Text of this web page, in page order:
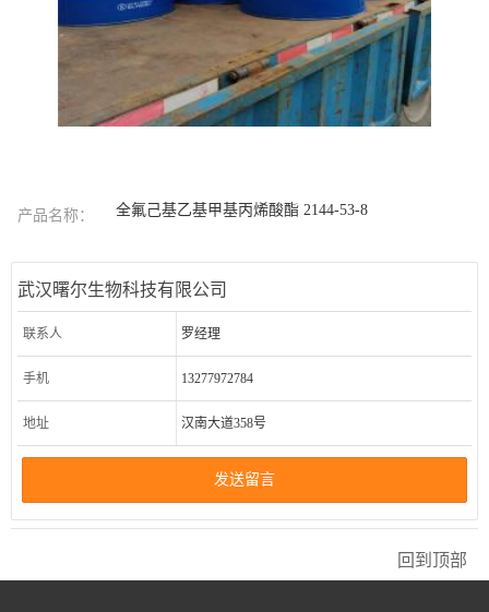
产品名称： 全氟己基乙基甲基丙烯酸酯 2144-53-8
武汉曙尔生物科技有限公司
联系人 罗经理
手机 13277972784
地址 汉南大道358号
发送留言
回到顶部